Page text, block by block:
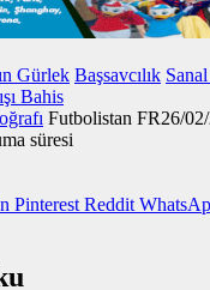
Gürlek Başsavcılık
Bahis
Futbolistan FR26/
süresi
Pinterest Reddit